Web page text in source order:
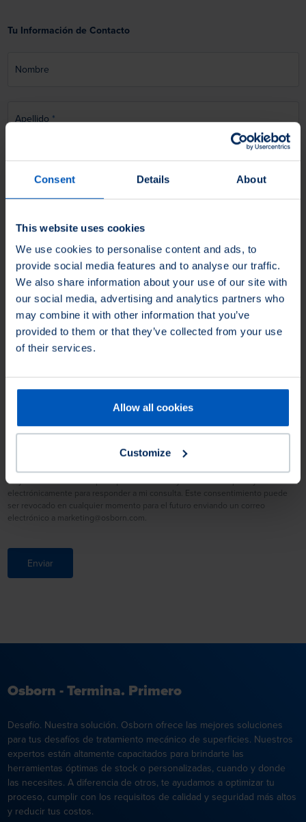
Consent Details About
This website uses cookies
We use cookies to personalise content and ads, to
provide social media features and to analyse our traffic.
We also share information about your use of our site with
our social media, advertising and analytics partners who
may combine it with other information that you’ve
provided to them or that they’ve collected from your use
of their services.
Allow all cookies
Customize
Tu Información de Contacto
Nombre
Apellido
Compañía
Tu Mensaje
Doy mi consentimiento para que mis detalles y datos se recopilen y almacenen
electrónicamente para responder a mi consulta. Este consentimiento puede
ser revocado en cualquier momento para el futuro enviando un correo
electrónico a marketing@osborn.com.
Enviar
Osborn - Termina. Primero
Desafío. Nuestra solución. Osborn ofrece las mejores soluciones
para tus desafíos de tratamiento mecánico de superficies. Nuestros
expertos están altamente capacitados para brindarte las
herramientas óptimas de stock o personalizadas, cuando y donde
las necesites. A diferencia de otros, te ayudamos a optimizar tu
proceso, cumplir con los requisitos de calidad y seguridad más altos
y reducir tus costos.